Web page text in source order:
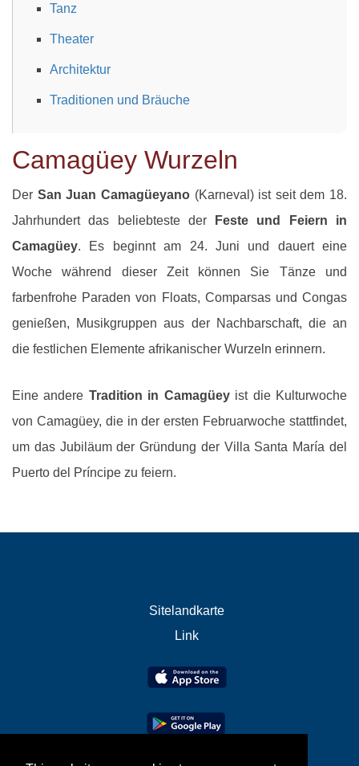
Tanz
Theater
Architektur
Traditionen und Bräuche
Camagüey Wurzeln
Der San Juan Camagüeyano(Karneval) ist seit dem 18.
Jahrhundert das beliebteste der
Feste und Feiern in
Camagüey. Es beginnt am 24. Juni und dauert eine
Woche während dieser Zeit können Sie Tänze und
farbenfrohe Paraden von Floats, Comparsas und Congas
genießen, Musikgruppen aus der Nachbarschaft, die an
die festlichen Elemente afrikanischer Wurzeln erinnern.
Eine andere Tradition in Camagüeyist die Kulturwoche
von Camagüey, die in der ersten Februarwoche stattfindet,
um das Jubiläum der Gründung der Villa Santa María del
Puerto del Príncipe zu feiern.
Sitelandkarte
Link